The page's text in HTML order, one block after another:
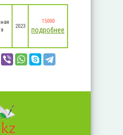
2023
15000
подробнее